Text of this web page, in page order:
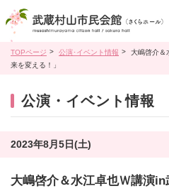
TOPページ 公演･イベント情報
大嶋啓介＆
来を変える！」
公演・イベント情報
2023年8月5日(土)
大嶋啓介＆水江卓也Ｗ講演